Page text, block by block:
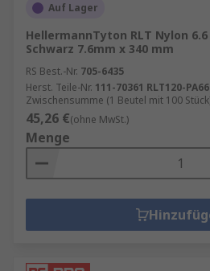
Auf Lager
HellermannTyton RLT Nylon
Schwarz 7.6mm x 340 mm
RS Best.-Nr. 705-6435
Herst. Teile-Nr. 111-70361 RLT120-
Zwischensumme (1 Beutel mit 100
45,26 €(ohne MwSt.)
Menge